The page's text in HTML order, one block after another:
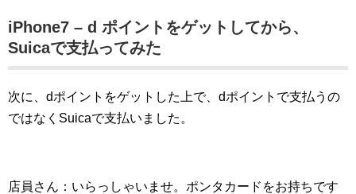
iPhone7 – d ポイントをゲットしてから、
Suicaで支払ってみた
次に、dポイントをゲットした上で、dポイントで支払うの
ではなくSuicaで支払いました。
店員さん：いらっしゃいませ。ポンタカードをお持ちです